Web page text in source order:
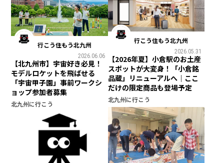
行こう住もう北九州
2026.06.06
【北九州市】宇宙好き必見！
モデルロケットを飛ばせる
「宇宙甲子園」事前ワークシ
ョップ参加者募集
北九州に行こう
行こう住もう北九州
2026.05.31
【2026年夏】小倉駅のお土産
スポットが大変身！「小倉銘
品蔵」リニューアルへ｜ここ
だけの限定商品も登場予定
北九州に行こう